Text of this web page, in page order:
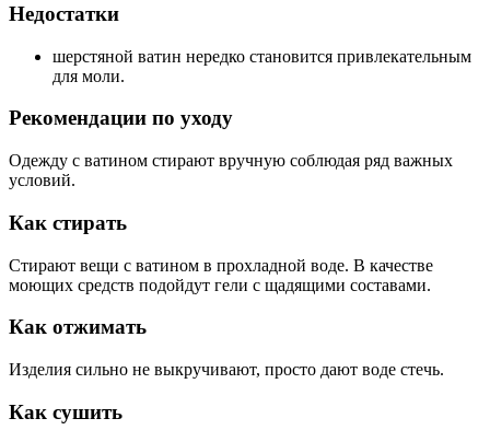
Недостатки
шерстяной ватин нередко становится привлекательным
для моли.
Рекомендации по уходу
Одежду с ватином стирают вручную соблюдая ряд важных
условий.
Как стирать
Стирают вещи с ватином в прохладной воде. В качестве
моющих средств подойдут гели с щадящими составами.
Как отжимать
Изделия сильно не выкручивают, просто дают воде стечь.
Как сушить